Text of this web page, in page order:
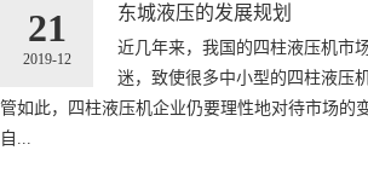
21
2019-12
东城液压的发展规划
近几年来，我国的四柱液压机市
迷，致使很多中小型的四柱液压
管如此，四柱液压机企业仍要理性地对待市场的
自...